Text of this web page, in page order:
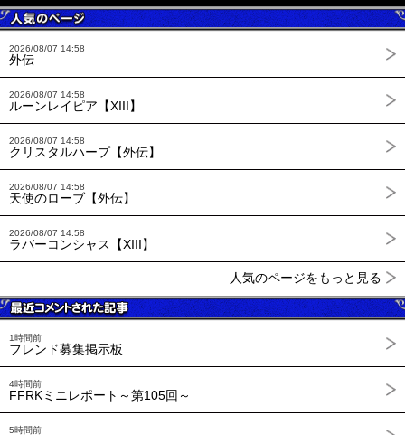
2026/08/07 14:58
外伝
2026/08/07 14:58
ルーンレイピア【XIII】
2026/08/07 14:58
クリスタルハープ【外伝】
2026/08/07 14:58
天使のローブ【外伝】
2026/08/07 14:58
ラバーコンシャス【XIII】
人気のページをもっと見る
1時間前
フレンド募集掲示板
4時間前
FFRKミニレポート～第105回～
5時間前